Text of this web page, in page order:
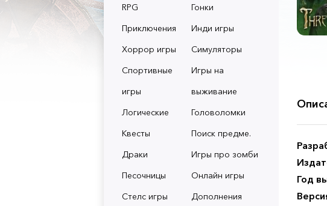
RPG
Гонки
Приключения
Инди игры
Хоррор игры
Симуляторы
Спортивные
игры
Игры на
выживание
Логические
Головоломки
Квесты
Поиск предме.
Драки
Игры про зомби
Песочницы
Онлайн игры
Стелс игры
Дополнения
Год